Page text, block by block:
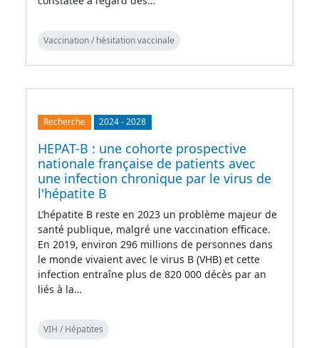
Vaccination / hésitation vaccinale
Recherche 2024-2028
HEPAT-B : une cohorte prospective
nationale française de patients avec
une infection chronique par le virus de
l'hépatite B
L’hépatite B reste en 2023 un problème majeur de
santé publique, malgré une vaccination efficace.
En 2019, environ 296 millions de personnes dans
le monde vivaient avec le virus B (VHB) et cette
infection entraîne plus de 820 000 décès par an
liés à la…
VIH / Hépatites